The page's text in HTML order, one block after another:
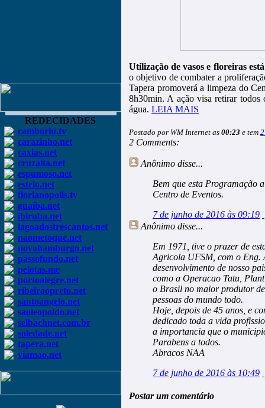
REDECIDADES
camboriu.tv
carazinho.net
caxias.net
cruzalta.net
espumoso.net
esteio.net
florianopolis.tv
guaiba.net
ibiruba.net
lagoadostrescantos.net
naometoque.net
novohamburgo.net
passofundo.net
pelotas.me
portoalegre.net
ribeiraopreto.net
santoangelo.net
saoleopoldo.net
selbachnet.com.br
soledade.net
tapera.net
viamao.net
Utilização de vasos e floreiras
o objetivo de combater a
Tapera promoverá a limpeza do
8h30min. A ação visa retirar todos
água. LEIA MAIS
Postado por WM Internet as 00:23 e tem
2 Comments:
Anônimo disse...
Bem que esta Programação
Centro de Eventos.
7 de junho de 2016 às 09:19
Anônimo disse...
Em 1971, tive o prazer de
Agricola UFSM, com o Eng.
desenvolvimento de nosso
como a Operacao Tatu,
o Brasil no maior produtor
pessoas do mundo todo.
Hoje, depois de 45 anos, e
dedicado toda a vida
a importancia que o
Parabens a todos.
Abracos NAA
7 de junho de 2016 às 10:49
Postar um comentário